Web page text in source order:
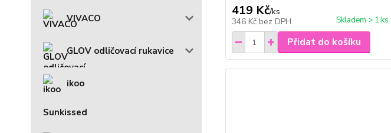
VIVACO
GLOV odličovací rukavice
ikoo
Sunkissed
419 Kč/ks
346 Kč bez DPH Skladem > 1 ks
Přidat do košíku